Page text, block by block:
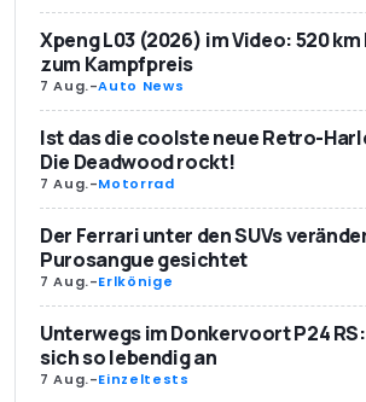
Xpeng L03 (2026) im Video: 520
zum Kampfpreis
7 Aug.-Auto News
Ist das die coolste neue Retro-
Die Deadwood rockt!
7 Aug.-Motorrad
Der Ferrari unter den SUVs
Purosangue gesichtet
7 Aug.-Erlkönige
Unterwegs im Donkervoort P24
sich so lebendig an
7 Aug.-Einzeltests